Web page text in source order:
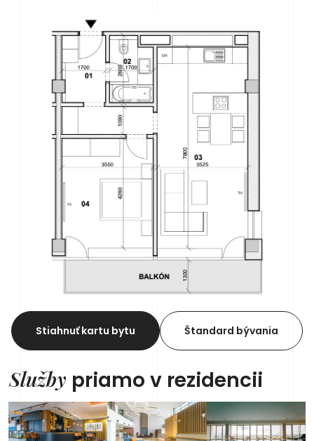
Stiahnuť kartu bytu Štandard bývania
Služby priamo v rezidencii